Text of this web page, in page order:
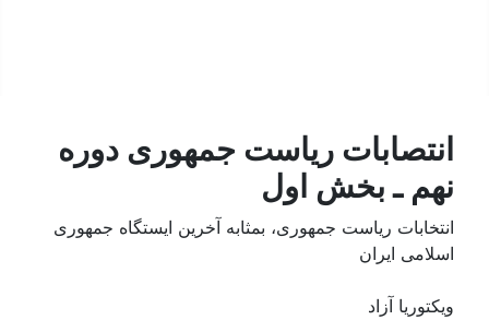
انتصابات ریاست جمهوری دوره
نهم ـ بخش اول
انتخابات ریاست جمهوری، بمثابه آخرین ایستگاه جمهوری
اسلامی ایران
ویکتوریا آزاد